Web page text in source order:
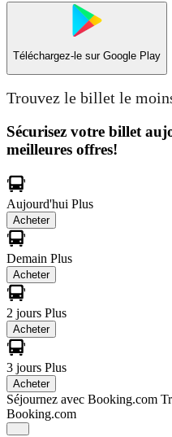
Téléchargez-le sur Google Play
Trouvez le billet le
Sécurisez votre billet
meilleures offres!
Aujourd'hui Plus
Acheter
Demain Plus
Acheter
2 jours Plus
Acheter
3 jours Plus
Acheter
Séjournez avec Booking.com
Booking.com